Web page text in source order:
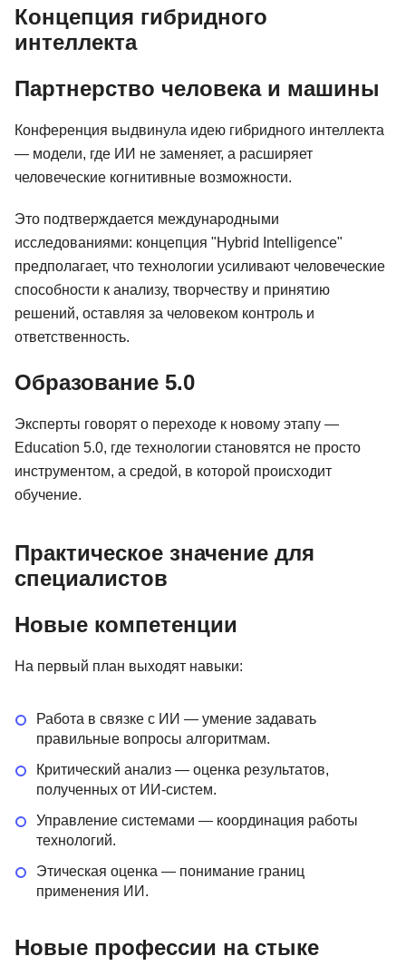
Концепция гибридного
интеллекта
Партнерство человека и машины
Конференция выдвинула идею гибридного интеллекта
— модели, где ИИ не заменяет, а расширяет
человеческие когнитивные возможности.
Это подтверждается международными
исследованиями: концепция "Hybrid Intelligence"
предполагает, что технологии усиливают человеческие
способности к анализу, творчеству и принятию
решений, оставляя за человеком контроль и
ответственность.
Образование 5.0
Эксперты говорят о переходе к новому этапу —
Education 5.0, где технологии становятся не просто
инструментом, а средой, в которой происходит
обучение.
Практическое значение для
специалистов
Новые компетенции
На первый план выходят навыки:
Работа в связке с ИИ — умение задавать
правильные вопросы алгоритмам.
Критический анализ — оценка результатов,
полученных от ИИ-систем.
Управление системами — координация работы
технологий.
Этическая оценка — понимание границ
применения ИИ.
Новые профессии на стыке